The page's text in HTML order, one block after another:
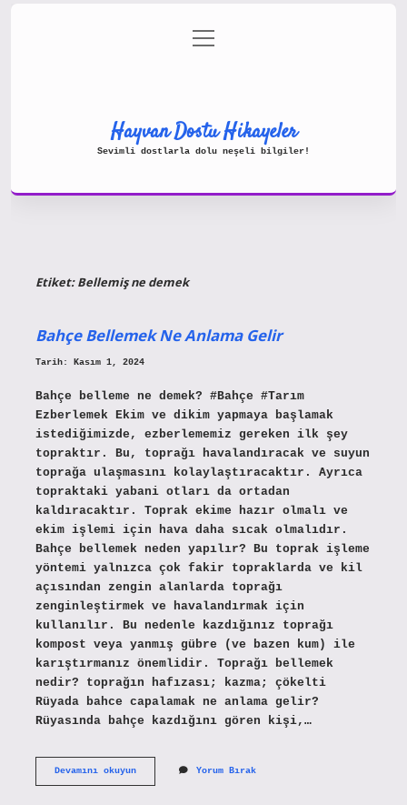
Gizlilik Politikası
menüyü
aç
Hayvan Dostu Hikayeler
Sevimli dostlarla dolu neşeli bilgiler!
Etiket:Bellemiş ne demek
Bahçe Bellemek Ne Anlama Gelir
Tarih: Kasım 1, 2024
Bahçe belleme ne demek? #Bahçe #Tarım
Ezberlemek Ekim ve dikim yapmaya başlamak
istediğimizde, ezberlememiz gereken ilk şey
topraktır. Bu, toprağı havalandıracak ve suyun
toprağa ulaşmasını kolaylaştıracaktır. Ayrıca
topraktaki yabani otları da ortadan
kaldıracaktır. Toprak ekime hazır olmalı ve
ekim işlemi için hava daha sıcak olmalıdır.
Bahçe bellemek neden yapılır? Bu toprak işleme
yöntemi yalnızca çok fakir topraklarda ve kil
açısından zengin alanlarda toprağı
zenginleştirmek ve havalandırmak için
kullanılır. Bu nedenle kazdığınız toprağı
kompost veya yanmış gübre (ve bazen kum) ile
karıştırmanız önemlidir. Toprağı bellemek
nedir? toprağın hafızası; kazma; çökelti
Rüyada bahce capalamak ne anlama gelir?
Rüyasında bahçe kazdığını gören kişi,…
Devamını okuyunBahçe
Yorum Bırak